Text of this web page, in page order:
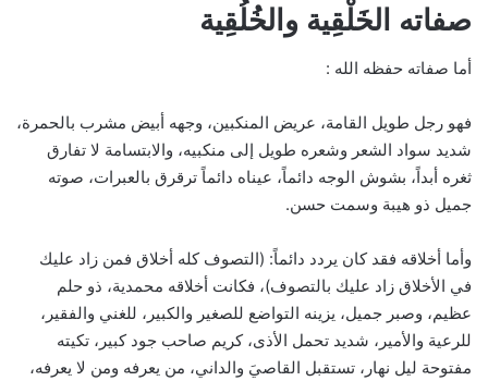
صفاته الخَلْقِية والخُلُقِية
أما صفاته حفظه الله :
فهو رجل طويل القامة، عريض المنكبين، وجهه أبيض مشرب بالحمرة،
شديد سواد الشعر وشعره طويل إلى منكبيه، والابتسامة لا تفارق
ثغره أبداً، بشوش الوجه دائماً، عيناه دائماً ترقرق بالعبرات، صوته
جميل ذو هيبة وسمت حسن.
وأما أخلاقه فقد كان يردد دائماً: (التصوف كله أخلاق فمن زاد عليك
في الأخلاق زاد عليك بالتصوف)، فكانت أخلاقه محمدية، ذو حلم
عظيم، وصبر جميل، يزينه التواضع للصغير والكبير، للغني والفقير،
للرعية والأمير، شديد تحمل الأذى، كريم صاحب جود كبير، تكيته
مفتوحة ليل نهار، تستقبل القاصيَ والداني، من يعرفه ومن لا يعرفه،